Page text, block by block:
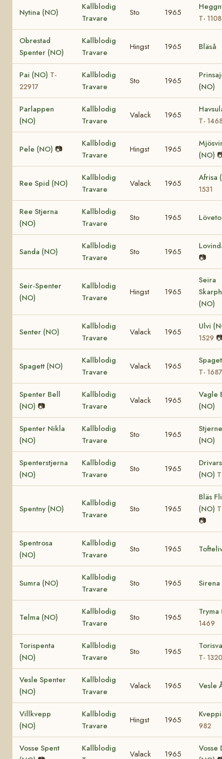
Nytina (NO)
Kallblodig
Travare
Sto 1965
T- 1108
Obrestad
Spenter (NO)
Kallblodig
Travare
Hingst 1965 Bläså
Pai (NO) T-
22917
Kallblodig
Travare
Sto 1965
(NO)
Parlappen
(NO)
Kallblodig
Travare
Valack 1965
T-
Pele (NO) 📷
Kallblodig
Travare
Hingst 1965
(NO)
Ree Spid (NO)
Kallblodig
Travare
Valack 1965
Afrisa
1531
Ree Stjerna
(NO)
Kallblodig
Travare
Sto 1965
Sanda (NO)
Kallblodig
Travare
Sto 1965
📷
Seir-Spenter
(NO)
Kallblodig
Travare
Hingst 1965
Seira
(NO)
Senter (NO)
Kallblodig
Travare
Valack 1965
Ulvi
1529
Spagett (NO)
Kallblodig
Travare
Valack 1965
T- 1687
Spenter Bell
(NO) 📷
Kallblodig
Travare
Valack 1965
Vagle
(NO)
Spenter Nikla
(NO)
Kallblodig
Travare
Sto 1965
(NO)
Spenterstjerna
(NO)
Kallblodig
Travare
Sto 1965
(NO)
Spentny (NO)
Kallblodig
Travare
Sto 1965
Bläs
(NO)
📷
Spentrosa
(NO)
Kallblodig
Travare
Sto 1965
Sumra (NO)
Kallblodig
Travare
Sto 1965
Telma (NO)
Kallblodig
Travare
Sto 1965
1469
Torispenta
(NO)
Kallblodig
Travare
Sto 1965
T- 1320
Vesle Spenter
(NO)
Kallblodig
Travare
Valack 1965 Vesle
Villkvepp
(NO)
Kallblodig
Travare
Hingst 1965
982
Vosse Spent
Kallblodig
Valack 1965
Vosse